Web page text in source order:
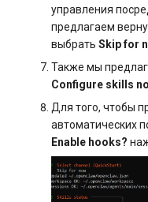
управления
предлагаем
выбрать Skip for
Также мы
Configure skills
Для того, чтобы
автоматических
Enable hooks?